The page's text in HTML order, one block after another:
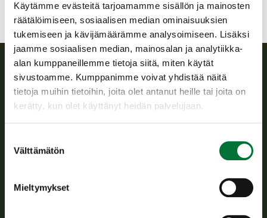
Käytämme evästeitä tarjoamamme sisällön ja mainosten
räätälöimiseen, sosiaalisen median ominaisuuksien
tukemiseen ja kävijämäärämme analysoimiseen. Lisäksi
jaamme sosiaalisen median, mainosalan ja analytiikka-
alan kumppaneillemme tietoja siitä, miten käytät
sivustoamme. Kumppanimme voivat yhdistää näitä
tietoja muihin tietoihin, joita olet antanut heille tai joita on
kerätty, kun olet käyttänyt heidän palvelujaan.
valinta
Välttämätön
Mieltymykset
Suomen riistakeskus
Suomen riistakeskus edistää kestävää riistataloutta, tukee
hallintotehtävistä.